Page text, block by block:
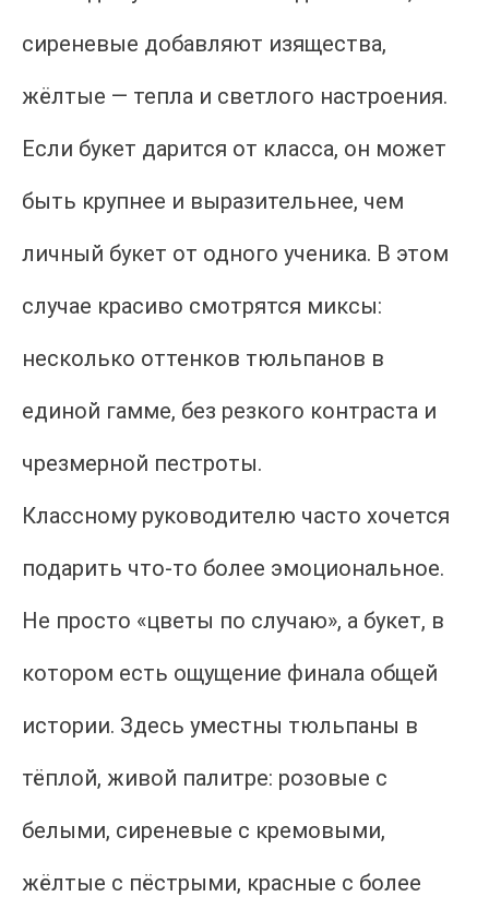
сиреневые добавляют изящества,
жёлтые — тепла и светлого настроения.
Если букет дарится от класса, он может
быть крупнее и выразительнее, чем
личный букет от одного ученика. В этом
случае красиво смотрятся миксы:
несколько оттенков тюльпанов в
единой гамме, без резкого контраста и
чрезмерной пестроты.
Классному руководителю часто хочется
подарить что-то более эмоциональное.
Не просто «цветы по случаю», а букет, в
котором есть ощущение финала общей
истории. Здесь уместны тюльпаны в
тёплой, живой палитре: розовые с
белыми, сиреневые с кремовыми,
жёлтые с пёстрыми, красные с более